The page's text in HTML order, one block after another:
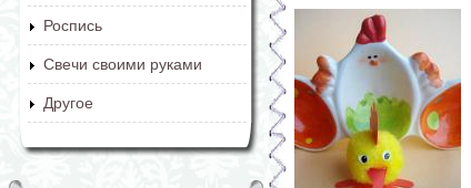
Роспись
Свечи своими руками
Другое